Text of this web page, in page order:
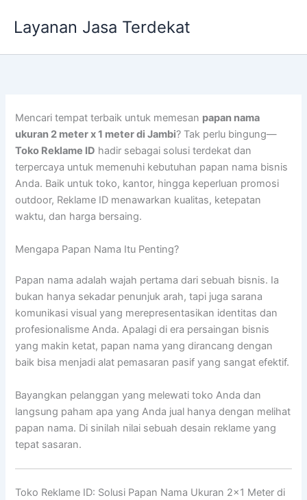
Layanan Jasa Terdekat
Mencari tempat terbaik untuk memesan papan nama
ukuran 2 meter x 1 meter di Jambi? Tak perlu bingung—
Toko Reklame ID hadir sebagai solusi terdekat dan
terpercaya untuk memenuhi kebutuhan papan nama bisnis
Anda. Baik untuk toko, kantor, hingga keperluan promosi
outdoor, Reklame ID menawarkan kualitas, ketepatan
waktu, dan harga bersaing.
Mengapa Papan Nama Itu Penting?
Papan nama adalah wajah pertama dari sebuah bisnis. Ia
bukan hanya sekadar penunjuk arah, tapi juga sarana
komunikasi visual yang merepresentasikan identitas dan
profesionalisme Anda. Apalagi di era persaingan bisnis
yang makin ketat, papan nama yang dirancang dengan
baik bisa menjadi alat pemasaran pasif yang sangat efektif.
Bayangkan pelanggan yang melewati toko Anda dan
langsung paham apa yang Anda jual hanya dengan melihat
papan nama. Di sinilah nilai sebuah desain reklame yang
tepat sasaran.
Toko Reklame ID: Solusi Papan Nama Ukuran 2×1 Meter di